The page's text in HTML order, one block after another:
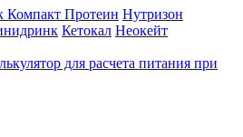
Компакт Протеин Нутризон
Кетокал Неокейт
для расчета питания при